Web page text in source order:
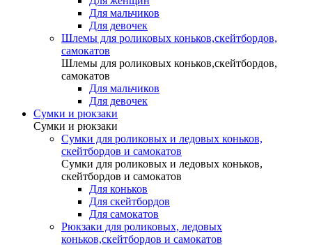
Для мальчиков
Для девочек
Шлемы для роликовых коньков,скейтбордов,
самокатов
Шлемы для роликовых коньков,скейтбордов,
самокатов
Для мальчиков
Для девочек
Сумки и рюкзаки
Сумки и рюкзаки
Сумки для роликовых и ледовых коньков,
скейтбордов и самокатов
Сумки для роликовых и ледовых коньков,
скейтбордов и самокатов
Для коньков
Для скейтбордов
Для самокатов
Рюкзаки для роликовых, ледовых
коньков,скейтбордов и самокатов